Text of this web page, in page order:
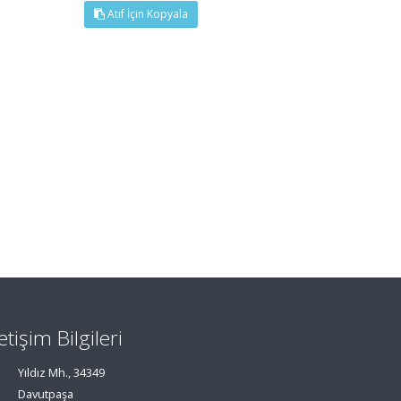
Atıf İçin Kopyala
Bilgileri
Yıldız Mh., 34349
Davutpaşa